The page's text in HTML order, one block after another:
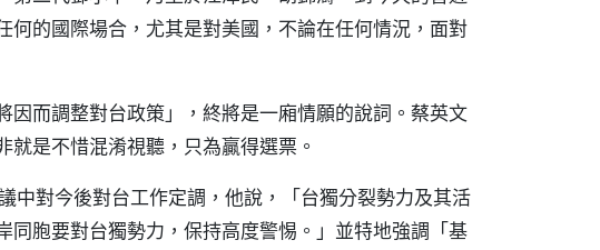
何的國際場合，尤其是對美國，不論在任何情況，面對
因而調整對台政策」，終將是一廂情願的說詞。蔡英文
是不惜混淆視聽，只為贏得選票。
中對今後對台工作定調，他說，「台獨分裂勢力及其活
同胞要對台獨勢力，保持高度警惕。」並特地強調「基